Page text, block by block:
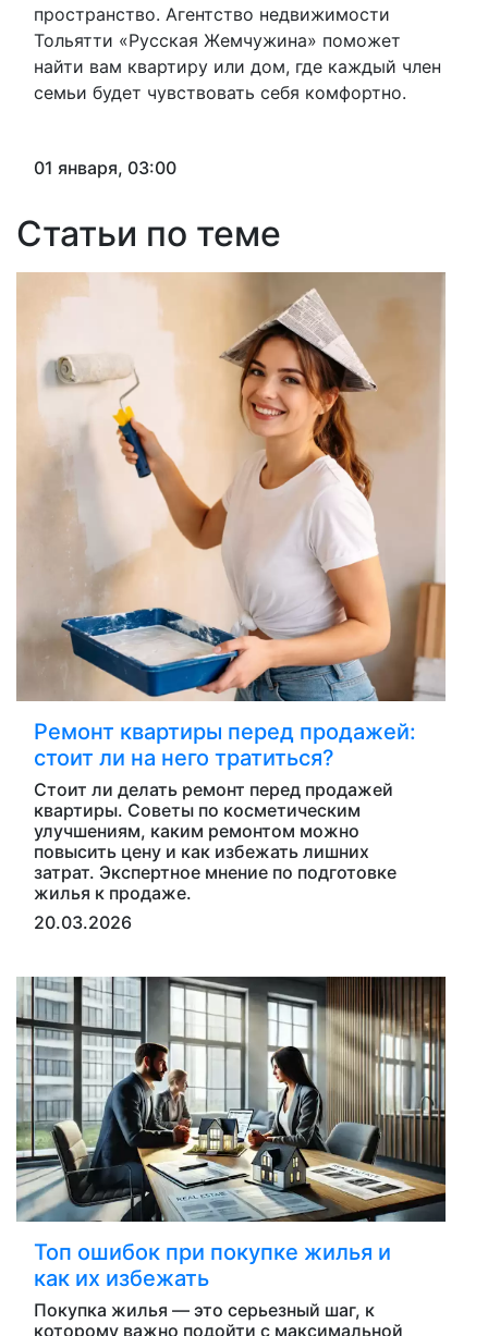
пространство. Агентство недвижимости
Тольятти «Русская Жемчужина» поможет
найти вам квартиру или дом, где каждый член
семьи будет чувствовать себя комфортно.
01 января, 03:00
Статьи по теме
Ремонт квартиры перед продажей:
стоит ли на него тратиться?
Стоит ли делать ремонт перед продажей
квартиры. Советы по косметическим
улучшениям, каким ремонтом можно
повысить цену и как избежать лишних
затрат. Экспертное мнение по подготовке
жилья к продаже.
20.03.2026
Топ ошибок при покупке жилья и
как их избежать
Покупка жилья — это серьезный шаг, к
которому важно подойти с максимальной